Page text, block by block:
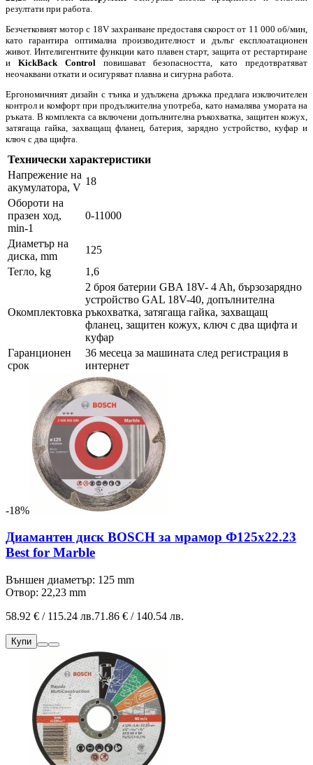
резултати при работа.
Безчетковият мотор с 18V захранване предоставя скорост от 11 000 об/мин,
като гарантира оптимална производителност и дълъг експлоатационен
живот. Интелигентните функции като плавен старт, защита от рестартиране
и KickBack Control повишават безопасността, като предотвратяват
неочаквани откати и осигуряват плавна и сигурна работа.
Ергономичният дизайн с тънка и удължена дръжка предлага изключителен
контрол и комфорт при продължителна употреба, като намалява умората на
ръката. В комплекта са включени допълнителна ръкохватка, защитен кожух,
затягаща гайка, захващащ фланец, батерия, зарядно устройство, куфар и
ключ с два щифта.
Технически характеристики
Напрежение на
акумулатора, V
18
Обороти на
празен ход,
min-1
0-11000
Диаметър на
диска, mm
125
Тегло, kg
1,6
Окомплектовка
2 броя батерии GBA 18V- 4 Ah, бързозарядно
устройство GAL 18V-40, допълнителна
ръкохватка, затягаща гайка, захващащ
фланец, защитен кожух, ключ с два щифта и
куфар
Гаранционен
срок
36 месеца за машината след регистрация в
интернет
-18%
Диамантен диск BOSCH за мрамор Ф125х22.23
Best for Marble
Външен диаметър: 125 mm
Отвор: 22,23 mm
58.92 € / 115.24 лв.71.86 € / 140.54 лв.
Купи